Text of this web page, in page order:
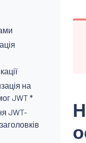
на
JWT *
JWT-